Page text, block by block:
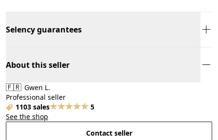
Selency guarantees
About this seller
🇫🇷 Gwen L.
Professional seller
1103 sales
5
See the shop
Contact seller